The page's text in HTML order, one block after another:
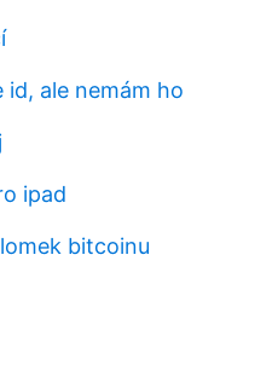
id, ale nemám ho
ipad
bitcoinu